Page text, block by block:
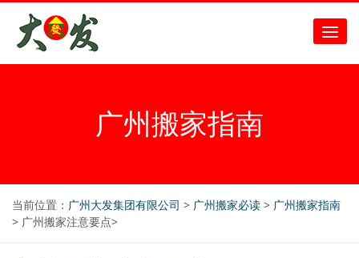
广州搬家指南
当前位置： 广州大发集团有限公司 > 广州搬家必读 > 广州搬家指南
> 广州搬家注意要点>